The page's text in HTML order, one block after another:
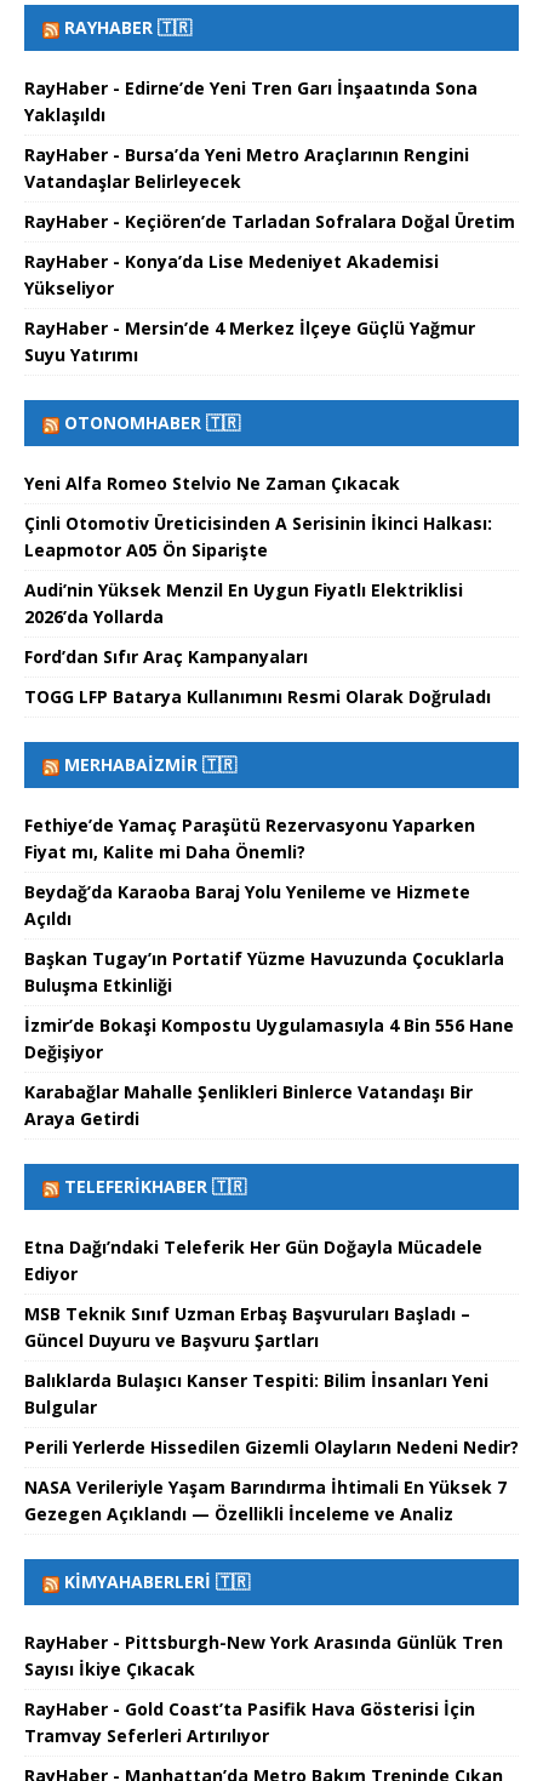
RAYHABER 🇹🇷
RayHaber - Edirne’de Yeni Tren Garı İnşaatında Sona
Yaklaşıldı
RayHaber - Bursa’da Yeni Metro Araçlarının Rengini
Vatandaşlar Belirleyecek
RayHaber - Keçiören’de Tarladan Sofralara Doğal Üretim
RayHaber - Konya’da Lise Medeniyet Akademisi
Yükseliyor
RayHaber - Mersin’de 4 Merkez İlçeye Güçlü Yağmur
Suyu Yatırımı
OTONOMHABER 🇹🇷
Yeni Alfa Romeo Stelvio Ne Zaman Çıkacak
Çinli Otomotiv Üreticisinden A Serisinin İkinci Halkası:
Leapmotor A05 Ön Siparişte
Audi’nin Yüksek Menzil En Uygun Fiyatlı Elektriklisi
2026’da Yollarda
Ford’dan Sıfır Araç Kampanyaları
TOGG LFP Batarya Kullanımını Resmi Olarak Doğruladı
MERHABAİZMIR 🇹🇷
Fethiye’de Yamaç Paraşütü Rezervasyonu Yaparken
Fiyat mı, Kalite mi Daha Önemli?
Beydağ’da Karaoba Baraj Yolu Yenileme ve Hizmete
Açıldı
Başkan Tugay’ın Portatif Yüzme Havuzunda Çocuklarla
Buluşma Etkinliği
İzmir’de Bokaşi Kompostu Uygulamasıyla 4 Bin 556 Hane
Değişiyor
Karabağlar Mahalle Şenlikleri Binlerce Vatandaşı Bir
Araya Getirdi
TELEFERIKHABER 🇹🇷
Etna Dağı’ndaki Teleferik Her Gün Doğayla Mücadele
Ediyor
MSB Teknik Sınıf Uzman Erbaş Başvuruları Başladı –
Güncel Duyuru ve Başvuru Şartları
Balıklarda Bulaşıcı Kanser Tespiti: Bilim İnsanları Yeni
Bulgular
Perili Yerlerde Hissedilen Gizemli Olayların Nedeni Nedir?
NASA Verileriyle Yaşam Barındırma İhtimali En Yüksek 7
Gezegen Açıklandı — Özellikli İnceleme ve Analiz
KIMYAHABERLERI 🇹🇷
RayHaber - Pittsburgh-New York Arasında Günlük Tren
Sayısı İkiye Çıkacak
RayHaber - Gold Coast’ta Pasifik Hava Gösterisi İçin
Tramvay Seferleri Artırılıyor
RayHaber - Manhattan’da Metro Bakım Treninde Çıkan